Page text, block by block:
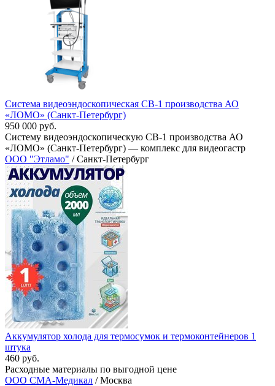
Система видеоэндоскопическая СВ-1 производства АО
«ЛОМО» (Санкт-Петербург)
950 000 руб.
Систему видеоэндоскопическую СВ-1 производства АО
«ЛОМО» (Санкт-Петербург) — комплекс для видеогастр
ООО "Этламо" / Санкт-Петербург
Аккумулятор холода для термосумок и термоконтейнеров 1
штука
460 руб.
Расходные материалы по выгодной цене
ООО СМА-Медикал / Москва